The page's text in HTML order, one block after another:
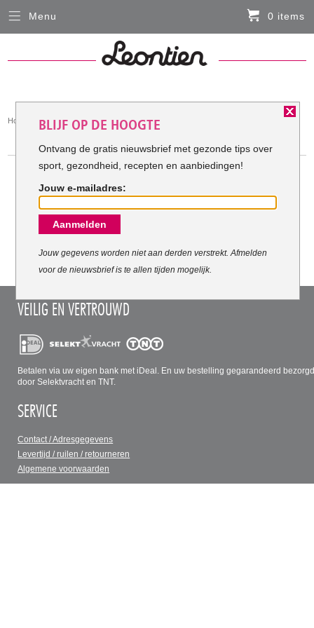
You
Home Hardloopkleding
HARDLOOPKLEDING
Meest verkochte Hardloopkleding:
Menu 0 items
VEILIG EN VERTROUWD
Betalen via uw eigen bank met iDeal. En uw bestelling gegarandeerd
door Selektvracht en TNT.
SERVICE
Contact / Adresgegevens
Levertijd / ruilen / retourneren
Algemene voorwaarden
Sluiten
FIETSKLEDING
SERVICE
Inloggen
Contact- en adresgegevens
Levertijd, retourneren, ruilen
BLIJF OP DE HOOGTE
Ontvang de gratis nieuwsbrief met gezonde tips over
sport, gezondheid, recepten en aanbiedingen!
Jouw e-mailadres:
Aanmelden
Jouw gegevens worden niet aan derden verstrekt. Afmelden
voor de nieuwsbrief is te allen tijden mogelijk.